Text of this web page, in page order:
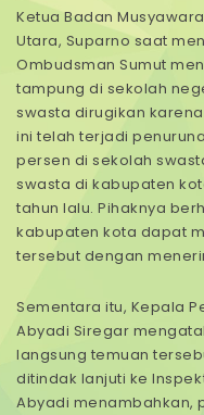
Ketua Badan
Utara, Suparno saat
Ombudsman Sumut
tampung di sekolah
swasta dirugikan
ini telah terjadi
persen di sekolah
swasta di kabupaten
tahun lalu. Pihaknya
kabupaten kota dapat
tersebut dengan
Sementara itu, Kepala
Abyadi Siregar
langsung temuan
ditindak lanjuti ke
Abyadi menambahkan,